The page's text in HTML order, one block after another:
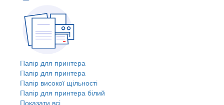
Папір для принтера
Папір для принтера
Папір високої щільності
Папір для принтера білий
Показати всі